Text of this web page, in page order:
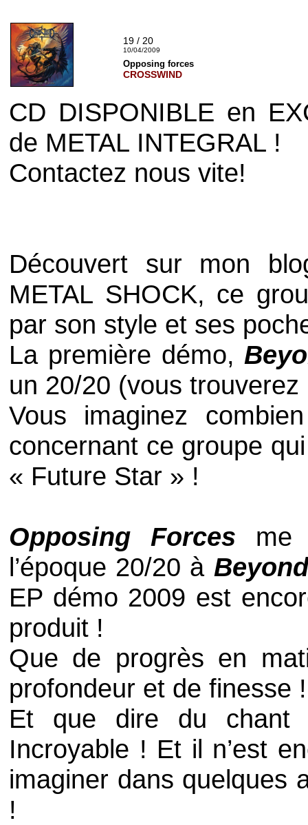
19 / 20
10/04/2009
Opposing forces
CROSSWIND
CD DISPONIBLE en
de METAL INTEGRAL !
Contactez nous vite!
Découvert sur mon
METAL SHOCK, ce
par son style et ses
La première démo,
un 20/20 (vous
Vous imaginez
concernant ce groupe
« Future Star » !
Opposing Forces me
l’époque 20/20 à Beyond
EP démo 2009 est
produit !
Que de progrès en
profondeur et de finesse !
Et que dire du
Incroyable ! Et il n’est
imaginer dans quelques
!